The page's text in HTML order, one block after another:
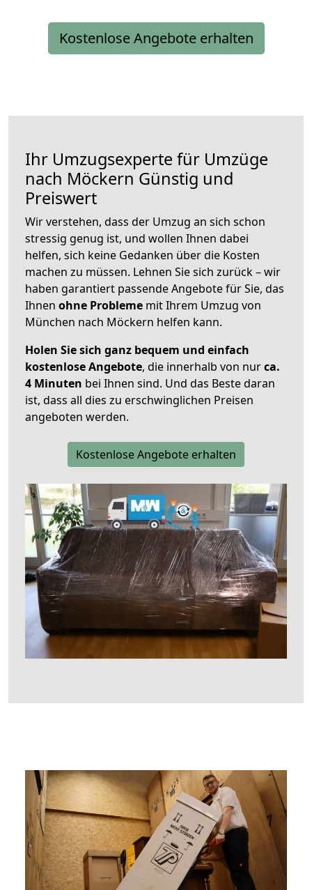
Kostenlose Angebote erhalten
Ihr Umzugsexperte für Umzüge
nach Möckern Günstig und
Preiswert
Wir verstehen, dass der Umzug an sich schon
stressig genug ist, und wollen Ihnen dabei
helfen, sich keine Gedanken über die Kosten
machen zu müssen. Lehnen Sie sich zurück – wir
haben garantiert passende Angebote für Sie, das
Ihnen ohne Probleme mit Ihrem Umzug von
München nach Möckern helfen kann.
Holen Sie sich ganz bequem und einfach
kostenlose Angebote, die innerhalb von nurca.
4 Minuten bei Ihnen sind. Und das Beste daran
ist, dass all dies zu erschwinglichen Preisen
angeboten werden.
Kostenlose Angebote erhalten